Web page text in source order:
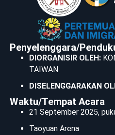
Penyelenggara/
DIORGANISIR OLEH:
TAIWAN
DISELENGGARAKAN
Waktu/Tempat Acara
21 September 2025,
Taoyuan Arena